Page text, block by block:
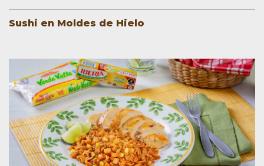
Sushi en Moldes de Hielo